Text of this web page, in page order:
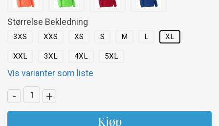
Størrelse Bekledning
3XS XXS XS S M L XL
XXL 3XL 4XL 5XL
Vis varianter som liste
- +
Kjøp